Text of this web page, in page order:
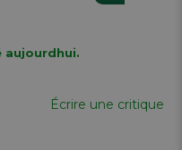
Écrire une critique